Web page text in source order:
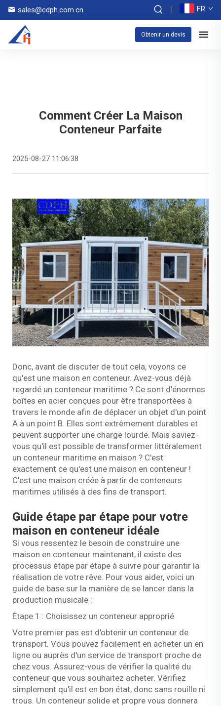
sales@cdph.com.cn FR
Obtenir un devis
Comment Créer La Maison
Conteneur Parfaite
2025-08-27 11:06:38
Donc, avant de discuter de tout cela, voyons ce
qu'est une maison en conteneur. Avez-vous déjà
regardé un conteneur maritime ? Ce sont d'énormes
boîtes en acier conçues pour être transportées à
travers le monde afin de déplacer un objet d'un point
A à un point B. Elles sont extrêmement durables et
peuvent supporter une charge lourde. Mais saviez-
vous qu'il est possible de transformer littéralement
un conteneur maritime en maison ? C'est
exactement ce qu'est une maison en conteneur !
C'est une maison créée à partir de conteneurs
maritimes utilisés à des fins de transport.
Guide étape par étape pour votre
maison en conteneur idéale
Si vous ressentez le besoin de construire une
maison en conteneur maintenant, il existe des
processus étape par étape à suivre pour garantir la
réalisation de votre rêve. Pour vous aider, voici un
guide de base sur la manière de se lancer dans la
production musicale :
Étape 1 : Choisissez un conteneur approprié
Votre premier pas est d'obtenir un conteneur de
transport. Vous pouvez facilement en acheter un en
ligne ou auprès d'un service de transport proche de
chez vous. Assurez-vous de vérifier la qualité du
conteneur que vous souhaitez acheter. Vérifiez
simplement qu'il est en bon état, donc sans rouille ni
trous. Un conteneur solide et propre vous donnera